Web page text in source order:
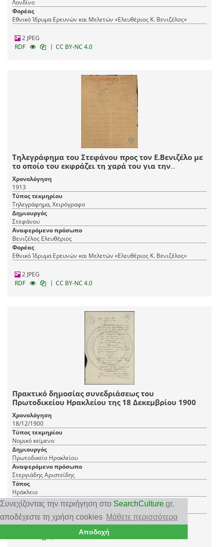
Συνεχίζοντας την περιήγηση στο SearchCulture.gr,
αποδέχεστε τη χρήση cookies Μάθετε περισσότερα
Αποδοχή
Λονδίνο
Φορέας
Εθνικό Ίδρυμα Ερευνών και Μελετών «Ελευθέριος Κ. Βενιζέλος»
2 JPEG
RDF
| CC BY-NC 4.0
Τηλεγράφημα του Στεφάνου προς τον Ε.Βενιζέλο με
το οποίο του εκφράζει τη χαρά του για την
παρασημοφόρησή του, τον συγχαίρει για την
εργασία που έχει επιτελέσει και του εύχεται καλή
συνέχεια, προσδοκώντας την ένωση της Κρήτης και
την απελευθέρωση των υποδούλων αδελφών.
Χρονολόγηση
1913
Τύπος τεκμηρίου
Τηλεγράφημα, Χειρόγραφο
Δημιουργός
Στεφάνου
Αναφερόμενο πρόσωπο
Βενιζέλος Ελευθέριος
Φορέας
Εθνικό Ίδρυμα Ερευνών και Μελετών «Ελευθέριος Κ. Βενιζέλος»
2 JPEG
RDF
| CC BY-NC 4.0
Πρακτικό δημοσίας συνεδριάσεως του
Πρωτοδικείου Ηρακλείου της 18 Δεκεμβρίου 1900
Χρονολόγηση
18/12/1900
Τύπος τεκμηρίου
Νομικό κείμενο
Δημιουργός
Πρωτοδικείο Ηρακλείου
Αναφερόμενο πρόσωπο
Στεργιάδης Αριστείδης
Τόπος
Ηράκλειο
Φορέας
Δήμος Χανίων- Δημοτική Βιβλιοθήκη
CC BY-NC 4.0